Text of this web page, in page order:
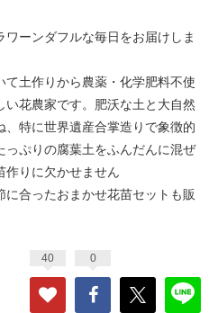
ーンダフルな毎日をお届けしま
土作りから農薬・化学肥料不使
い花農家です。肥沃な土と大自然
特に世界遺産合掌造りで象徴的
っぷりの腐葉土をふんだんに混ぜ
作りに欠かせません
合ったおまかせ花苗セットも販
40 0